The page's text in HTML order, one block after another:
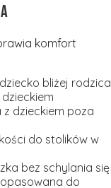
komfort
bliżej rodzica
dzieckiem poza
do stolików w
bez schylania się
do